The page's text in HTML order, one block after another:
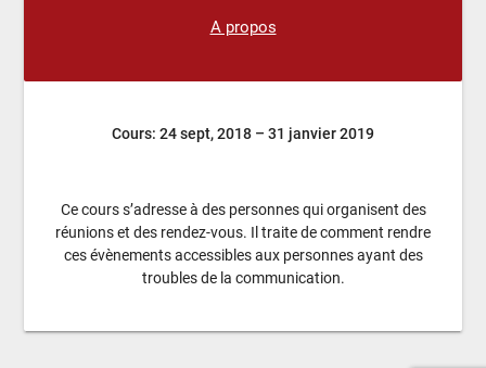
A propos
Cours: 24 sept, 2018 – 31 janvier 2019
Ce cours s’adresse à des personnes qui organisent des
réunions et des rendez-vous. Il traite de comment rendre
ces évènements accessibles aux personnes ayant des
troubles de la communication.